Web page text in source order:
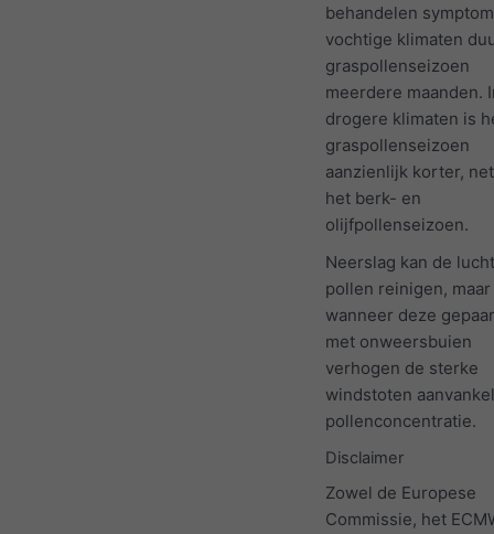
behandelen
vochtige klimaten
graspollenseizoen
meerdere maanden.
drogere klimaten is
graspollenseizoen
aanzienlijk korter,
het berk- en
olijfpollenseizoen.
Neerslag kan de
pollen reinigen, maar
wanneer deze
met onweersbuien
verhogen de sterke
windstoten
pollenconcentratie.
Disclaimer
Zowel de Europese
Commissie, het